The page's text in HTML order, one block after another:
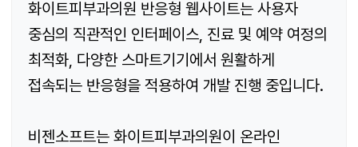
화이트피부과의원 반응형 웹사이트는 사용자
중심의 직관적인 인터페이스, 진료 및 예약 여정의
최적화, 다양한 스마트기기에서 원활하게
접속되는 반응형을 적용하여 개발 진행 중입니다.
비젠소프트는 화이트피부과의원이 온라인